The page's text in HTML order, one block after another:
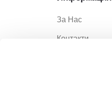
За Нас
Контакти